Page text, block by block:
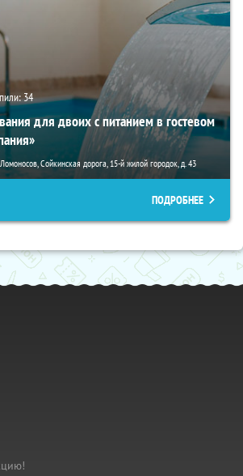
34
для двоих с питанием в гостевом
Сойкинская дорога, 15-й жилой городок, д. 43
ПОДРОБНЕЕ